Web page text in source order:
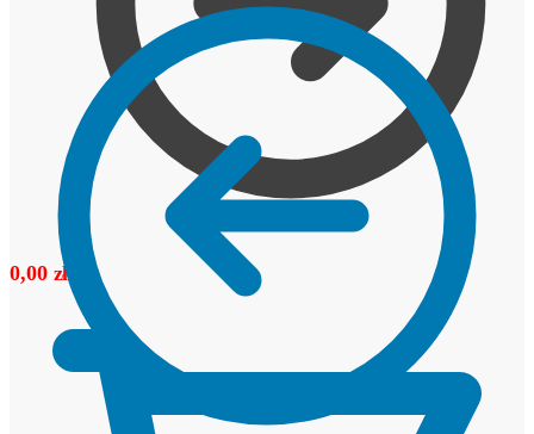
0,00 zł